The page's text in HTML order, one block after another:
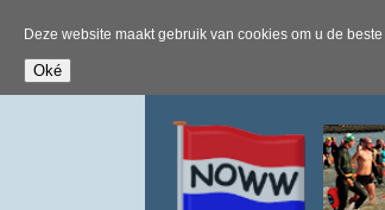
Deze website maakt gebruik van cookies om u de